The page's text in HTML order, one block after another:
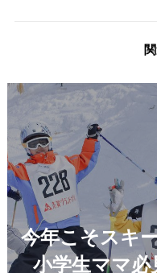
今年こそスキ
小学生ママ